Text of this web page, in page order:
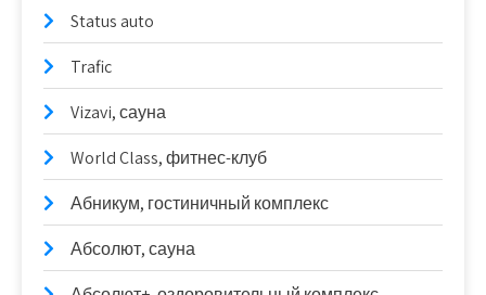
Status auto
Trafic
Vizavi, сауна
World Class, фитнес-клуб
Абникум, гостиничный комплекс
Абсолют, сауна